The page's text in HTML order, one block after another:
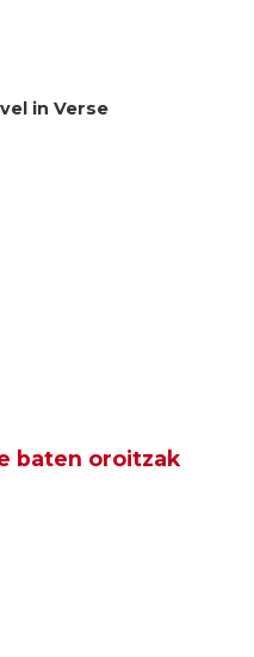
in Verse
baten oroitzak